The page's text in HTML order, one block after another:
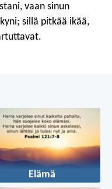
vaan sinun
sillä pitkää ikää,
Elämä